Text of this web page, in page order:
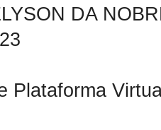
DA
Plataforma